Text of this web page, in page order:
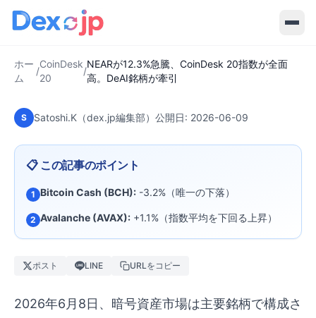
ホー
ム
/
CoinDesk
20
/
NEARが12.3%急騰、CoinDesk 20指数が全面
高。DeAI銘柄が牽引
NEARが12.3%急騰、CoinDesk 20指
数が全面高。DeAI銘柄が牽引
S Satoshi.K（dex.jp編集部） 公開日: 2026-06-09
📋 この記事のポイント
1 Bitcoin Cash (BCH): -3.2%（唯一の下落）
2 Avalanche (AVAX): +1.1%（指数平均を下回る上昇）
ポスト LINE URLをコピー
2026年6月8日、暗号資産市場は主要銘柄で構成さ